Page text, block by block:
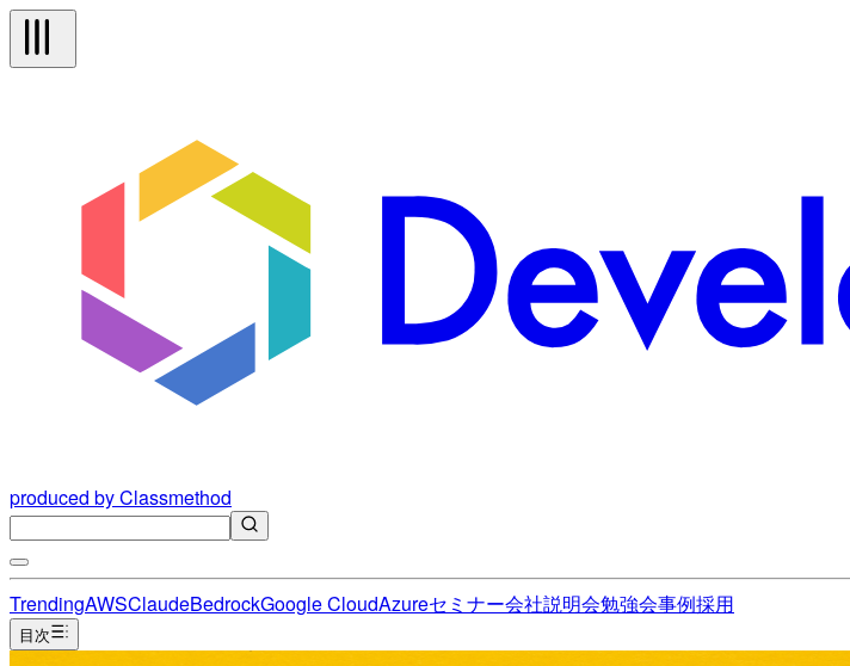
produced by Classmethod
TrendingAWSClaudeBedrockGoogle CloudAzureセミナー会社説明会勉強会事例採用
目次